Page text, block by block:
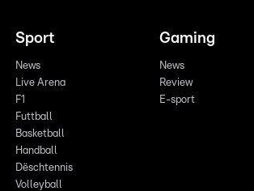
Sport
News
Live Arena
F1
Futtball
Basketball
Handball
Dëschtennis
Volleyball
Gaming
News
Review
E-sport